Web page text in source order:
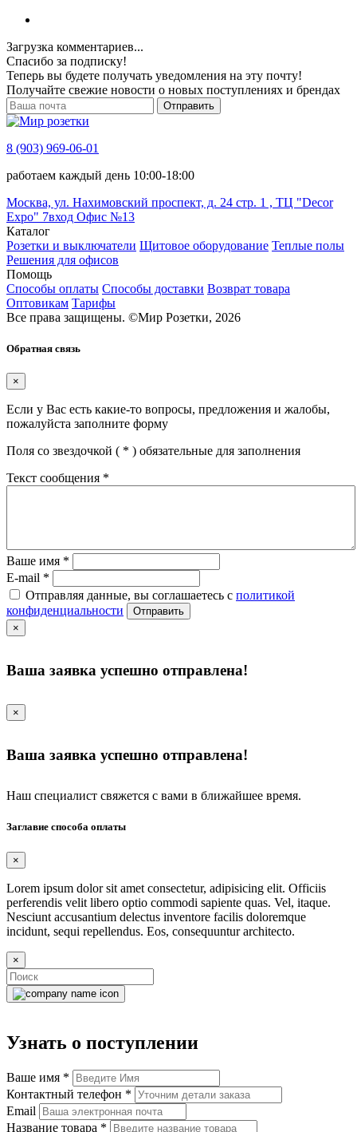
Загрузка комментариев...
Спасибо за подписку!
Теперь вы будете получать уведомления на эту почту!
Получайте свежие новости о новых поступлениях и брендах
Отправить
8 (903) 969-06-01
работаем каждый день 10:00-18:00
Москва, ул. Нахимовский проспект, д. 24 стр. 1 , ТЦ "Decor
Expo" 7вход Офис №13
Каталог
Розетки и выключатели Щитовое оборудование Теплые полы
Решения для офисов
Помощь
Способы оплаты Способы доставки Возврат товара
Оптовикам Тарифы
Все права защищены. ©Мир Розетки, 2026
Обратная связь
×
Если у Вас есть какие-то вопросы, предложения и жалобы,
пожалуйста заполните форму
Поля со звездочкой ( * ) обязательные для заполнения
Текст сообщения *
Ваше имя *
E-mail *
Отправляя данные, вы соглашаетесь с политикой
конфиденциальности
Отправить
×
Ваша заявка успешно отправлена!
×
Ваша заявка успешно отправлена!
Наш специалист свяжется с вами в ближайшее время.
Заглавие способа оплаты
×
Lorem ipsum dolor sit amet consectetur, adipisicing elit. Officiis
perferendis velit libero optio commodi sapiente quas. Vel, itaque.
Nesciunt accusantium delectus inventore facilis doloremque
incidunt, sequi repellendus. Eos, consequuntur architecto.
×
Узнать о поступлении
Ваше имя *
Контактный телефон *
Email
Название товара *